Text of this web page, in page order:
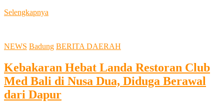
Selengkapnya
Tim
Subur
Jaya
&
Partner
Puji
NEWS Badung BERITA DAERAH
Kebakaran Hebat Landa Restoran Club
Med Bali di Nusa Dua, Diduga Berawal
dari Dapur